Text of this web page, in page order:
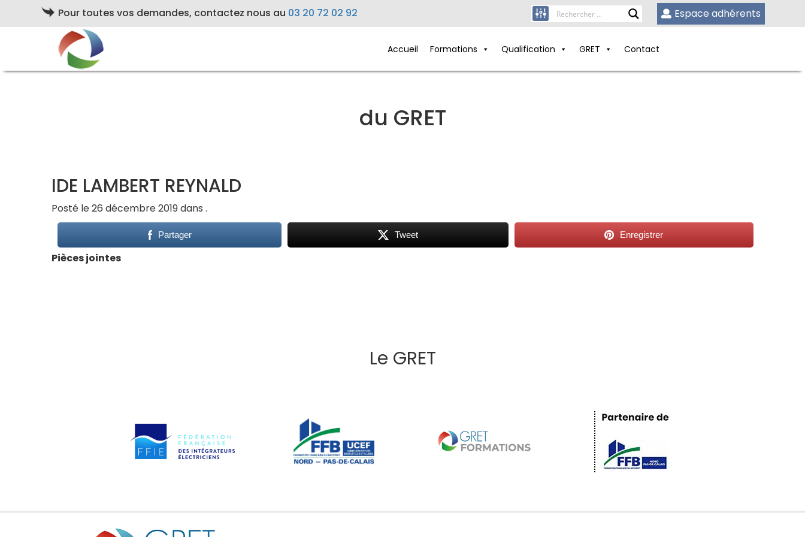
Pour toutes vos demandes, contactez nous au 03 20 72 02 92 Espace adhérents
Accueil Formations Qualification GRET Contact
du GRET
IDE LAMBERT REYNALD
Posté le 26 décembre 2019 dans .
Partager Tweet Enregistrer
Pièces jointes
Le GRET